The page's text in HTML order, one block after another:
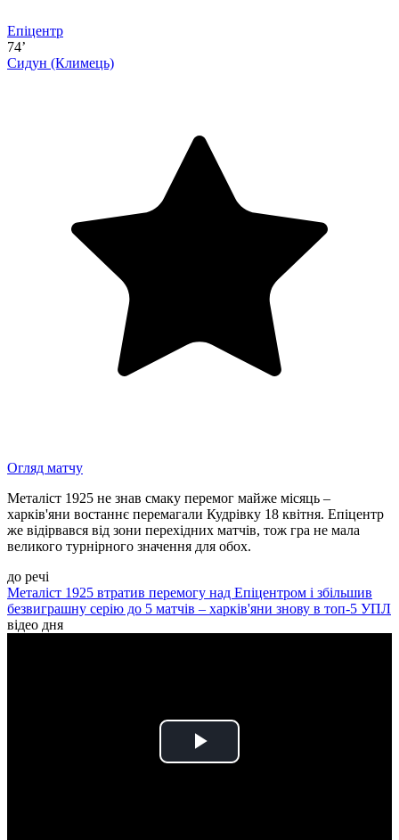
Епіцентр
74’
Сидун (Климець)
Огляд матчу
Металіст 1925 не знав смаку перемог майже місяць –
харків'яни востаннє перемагали Кудрівку 18 квітня. Епіцентр
же відірвався від зони перехідних матчів, тож гра не мала
великого турнірного значення для обох.
до речі
Металіст 1925 втратив перемогу над Епіцентром і збільшив
безвиграшну серію до 5 матчів – харків'яни знову в топ-5 УПЛ
відео дня
Play